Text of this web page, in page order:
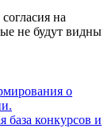
на
не будут видны